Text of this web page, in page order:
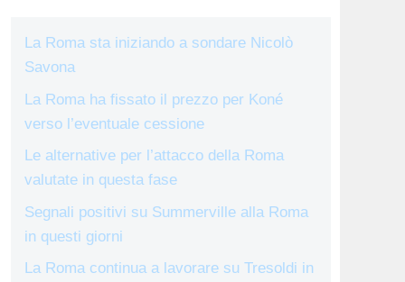
La Roma sta iniziando a sondare Nicolò
Savona
La Roma ha fissato il prezzo per Koné
verso l’eventuale cessione
Le alternative per l’attacco della Roma
valutate in questa fase
Segnali positivi su Summerville alla Roma
in questi giorni
La Roma continua a lavorare su Tresoldi in